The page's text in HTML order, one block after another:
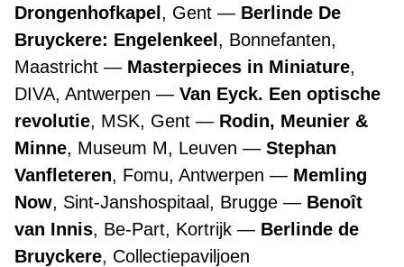
Drongenhofkapel , Gent
Berlinde De
Bruyckere: Engelenkeel , Bonnefanten,
Maastricht
Masterpieces in Miniature,
DIVA, Antwerpen
Van Eyck. Een optische
revolutie, MSK, Gent
Rodin, Meunier &
Minne, Museum M, Leuven
Stephan
Vanfleteren, Fomu, Antwerpen
Memling
Now, Sint-Janshospitaal, Brugge
Benoît
van Innis, Be-Part, Kortrijk
Berlinde de
Bruyckere, Collectiepaviljoen